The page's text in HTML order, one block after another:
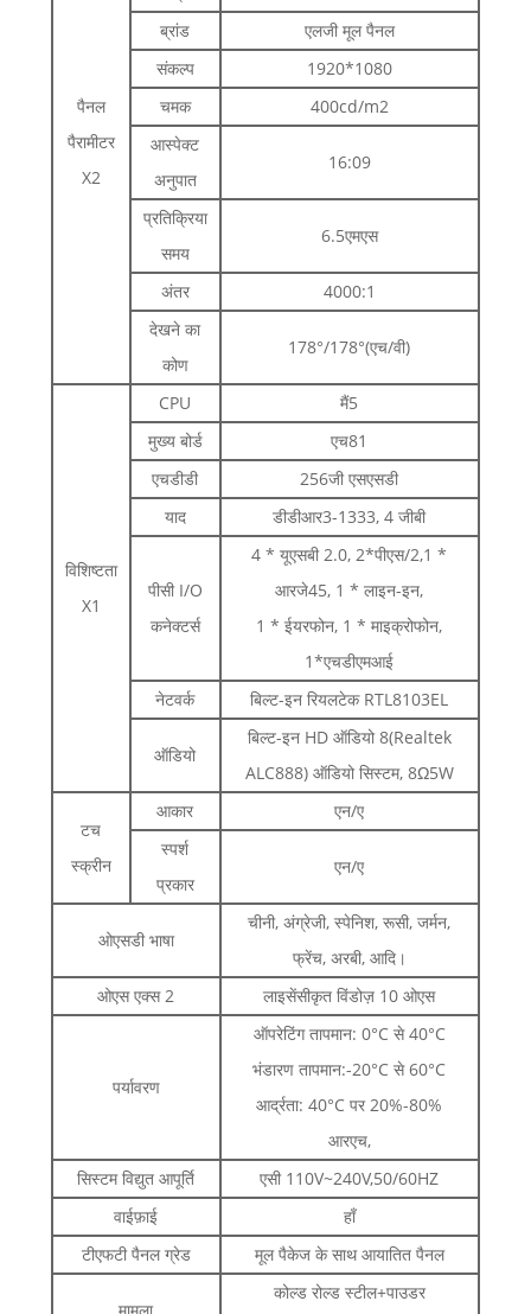
पैनल
पैरामीटर
X2
ब्रांड
एलजी मूल पैनल
संकल्प
1920*1080
चमक
400cd/m2
आस्पेक्ट
अनुपात
16:09
प्रतिक्रिया
समय
6.5एमएस
अंतर
4000:1
देखने का
कोण
178°/178°(एच/वी)
विशिष्टता
X1
CPU
मैं5
मुख्य बोर्ड
एच81
एचडीडी
256जी एसएसडी
याद
डीडीआर3-1333, 4 जीबी
पीसी I/O
कनेक्टर्स
4 * यूएसबी 2.0, 2*पीएस/2,1 *
आरजे45, 1 * लाइन-इन,
1 * ईयरफोन, 1 * माइक्रोफोन,
1*एचडीएमआई
नेटवर्क
बिल्ट-इन रियलटेक RTL8103EL
ऑडियो
बिल्ट-इन HD ऑडियो 8(Realtek
ALC888) ऑडियो सिस्टम, 8Ω5W
टच
स्क्रीन
आकार
एन/ए
स्पर्श
प्रकार
एन/ए
ओएसडी भाषा
चीनी, अंग्रेजी, स्पेनिश, रूसी, जर्मन,
फ्रेंच, अरबी, आदि।
ओएस एक्स 2
लाइसेंसीकृत विंडोज़ 10 ओएस
पर्यावरण
ऑपरेटिंग तापमान: 0°C से 40°C
भंडारण तापमान:-20°C से 60°C
आर्द्रता: 40°C पर 20%-80%
आरएच,
सिस्टम विद्युत आपूर्ति
एसी 110V~240V,50/60HZ
वाईफ़ाई
हाँ
टीएफटी पैनल ग्रेड
मूल पैकेज के साथ आयातित पैनल
कोल्ड रोल्ड स्टील+पाउडर